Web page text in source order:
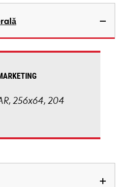
256x64, 204